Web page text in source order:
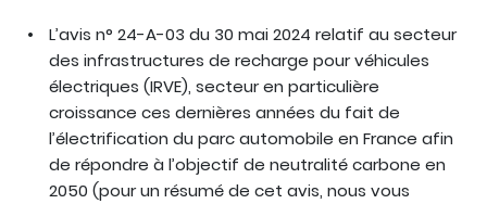
L’avis n° 24-A-03 du 30 mai 2024 relatif au secteur
des infrastructures de recharge pour véhicules
électriques (IRVE), secteur en particulière
croissance ces dernières années du fait de
l’électrification du parc automobile en France afin
de répondre à l’objectif de neutralité carbone en
2050 (pour un résumé de cet avis, nous vous